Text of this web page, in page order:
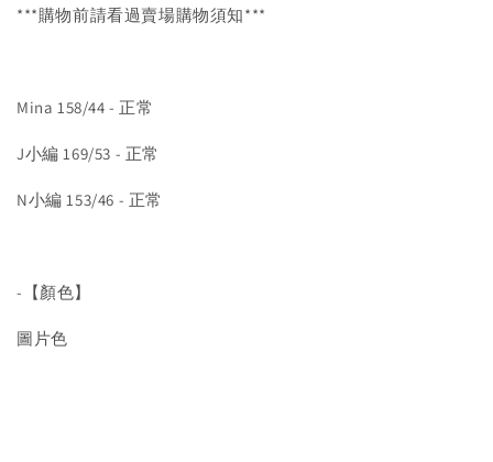
***購物前請看過賣場購物須知***
Mina 158/44 - 正常
J小編 169/53 - 正常
N小編 153/46 - 正常
-【顏色】
圖片色